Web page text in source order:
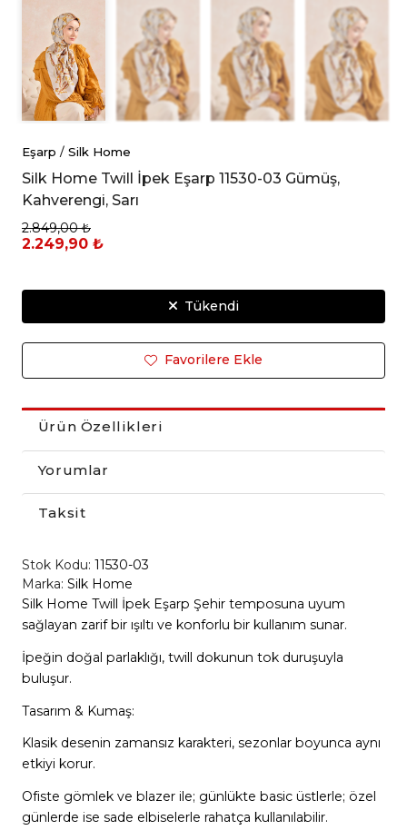
Eşarp / Silk Home
Silk Home Twill İpek Eşarp 11530-03 Gümüş,
Kahverengi, Sarı
2.849,00 ₺
2.249,90 ₺
Tükendi
Favorilere Ekle
Ürün Özellikleri
Yorumlar
Taksit
Stok Kodu: 11530-03
Marka: Silk Home
Silk Home Twill İpek Eşarp Şehir temposuna uyum
sağlayan zarif bir ışıltı ve konforlu bir kullanım sunar.
İpeğin doğal parlaklığı, twill dokunun tok duruşuyla
buluşur.
Tasarım & Kumaş:
Klasik desenin zamansız karakteri, sezonlar boyunca aynı
etkiyi korur.
Ofiste gömlek ve blazer ile; günlükte basic üstlerle; özel
günlerde ise sade elbiselerle rahatça kullanılabilir.